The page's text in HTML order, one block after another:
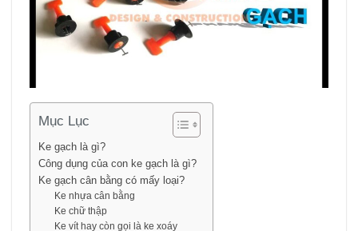
Mục Lục
Ke gạch là gì?
Công dụng của con ke gạch là gì?
Ke gạch cân bằng có mấy loại?
Ke nhựa cân bằng
Ke chữ thập
Ke vít hay còn gọi là ke xoáy